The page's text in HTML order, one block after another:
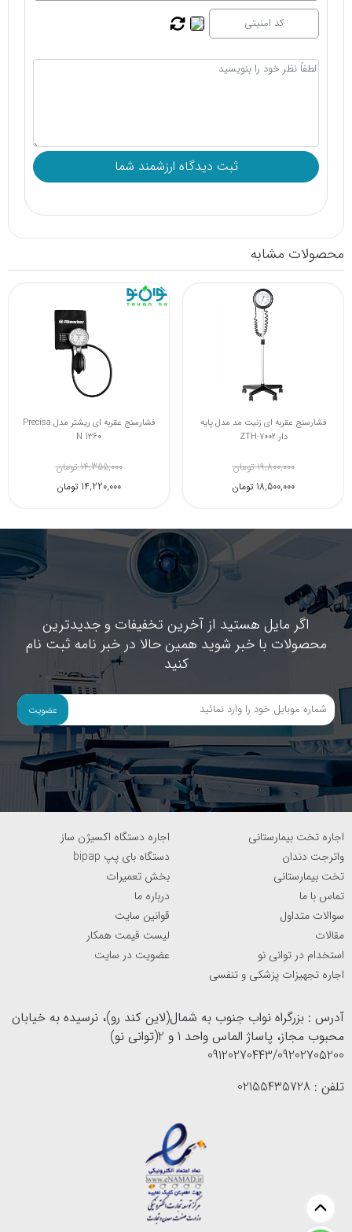
محصولات مشابه
فشارسنج عقربه ای ریشتر مدل Precisa
N 1360
14,355,000 تومان
14,220,000 تومان
فشارسنج عقربه ای زنیت مد مدل پایه
دار ZTH-7002
19,800,000 تومان
18,500,000 تومان
اگر مایل هستید از آخرین تخفیفات و جدیدترین
محصولات با خبر شوید همین حالا در خبر نامه ثبت نام
کنید
عضویت
اجاره تخت بیمارستانی
اجاره دستگاه اکسیژن ساز
واترجت دندان
دستگاه بای پپ bipap
تخت بیمارستانی
بخش تعمیرات
تماس با ما
درباره ما
سوالات متداول
قوانین سایت
مقالات
لیست قیمت همکار
استخدام در توانی نو
عضویت در سایت
اجاره تجهیزات پزشکی و تنفسی
آدرس : بزرگراه نواب جنوب به شمال(لاین کند رو)، نرسیده به خیابان
محبوب مجاز، پاساژ الماس واحد 1 و 2(توانی نو)
09120270443/09202705200
تلفن : 02155435728